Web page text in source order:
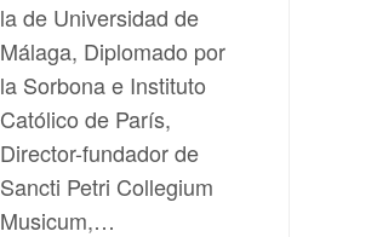
la de Universidad de
Málaga, Diplomado por
la Sorbona e Instituto
Católico de París,
Director-fundador de
Sancti Petri Collegium
Musicum,…